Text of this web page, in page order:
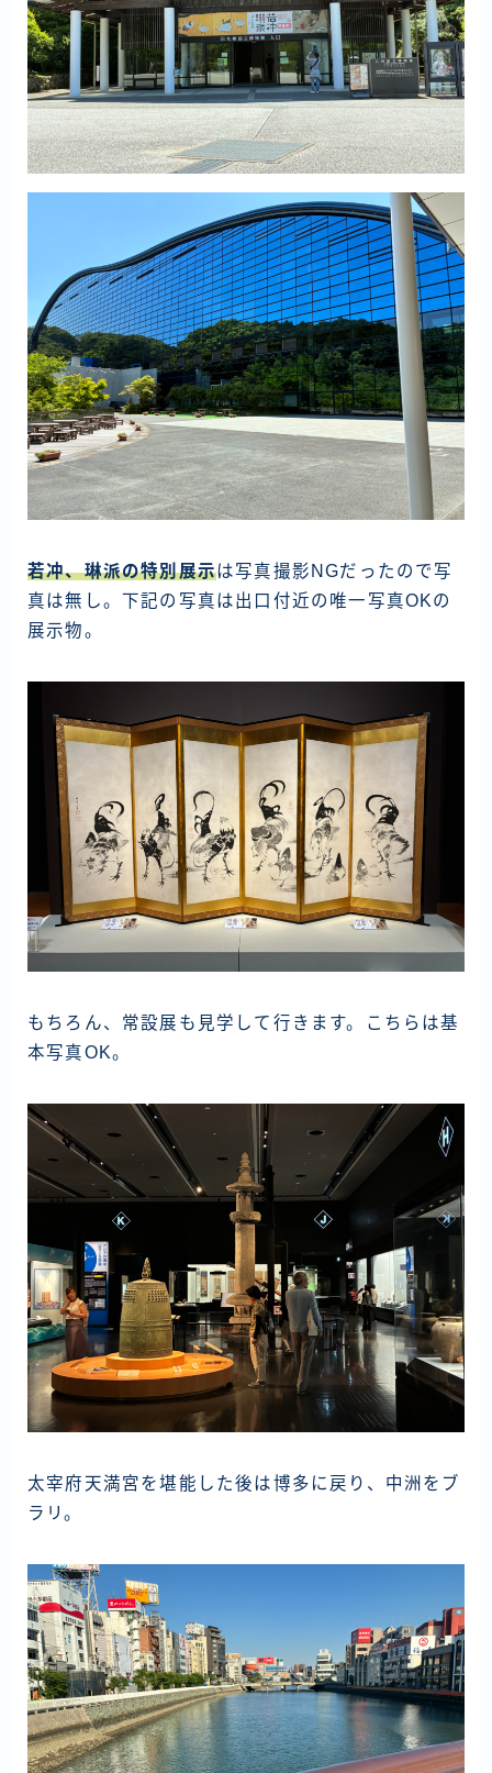
若冲、琳派の特別展示は写真撮影NGだったので写
真は無し。下記の写真は出口付近の唯一写真OKの
展示物。
もちろん、常設展も見学して行きます。こちらは基
本写真OK。
太宰府天満宮を堪能した後は博多に戻り、中洲をブ
ラリ。